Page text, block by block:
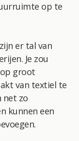
op te
er tal van
Je zou
groot
van textiel te
net zo
kunnen een